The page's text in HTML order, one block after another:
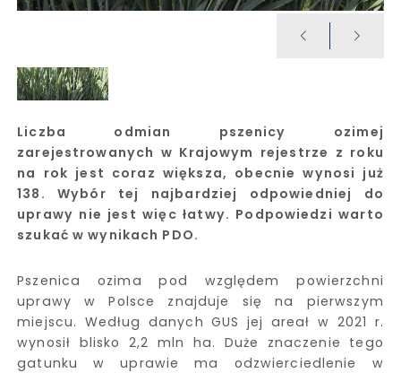
Liczba odmian pszenicy ozimej
zarejestrowanych w Krajowym rejestrze z roku
na rok jest coraz większa, obecnie wynosi już
138. Wybór tej najbardziej odpowiedniej do
uprawy nie jest więc łatwy. Podpowiedzi warto
szukać w wynikach PDO.
Pszenica ozima pod względem powierzchni
uprawy w Polsce znajduje się na pierwszym
miejscu. Według danych GUS jej areał w 2021 r.
wynosił blisko 2,2 mln ha. Duże znaczenie tego
gatunku w uprawie ma odzwierciedlenie w